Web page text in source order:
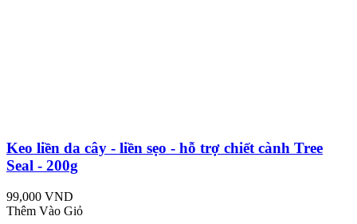
Keo liền da cây - liền sẹo - hỗ trợ chiết cành Tree
Seal - 200g
99,000 VND
Thêm Vào Giỏ